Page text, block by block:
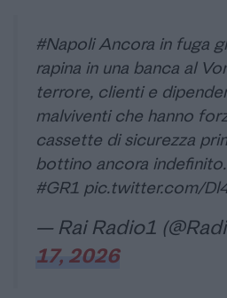
#NapoliAncora in fuga
rapina in una banca al
terrore, clienti e
malviventi che hanno
cassette di sicurezza
bottino ancora indefinito.
#GR1 pic.twitter.com/
— Rai Radio1
17, 2026